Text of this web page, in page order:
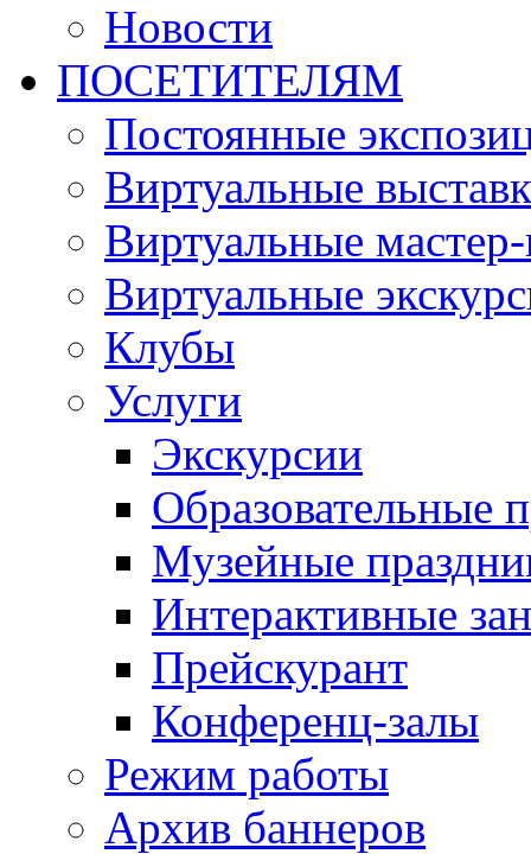
Новости
ПОСЕТИТЕЛЯМ
Постоянные
Виртуальные
Виртуальные
Виртуальные
Клубы
Услуги
Экскурсии
Образовательные
Музейные
Интерактивные
Прейскурант
Конференц-залы
Режим работы
Архив баннеров